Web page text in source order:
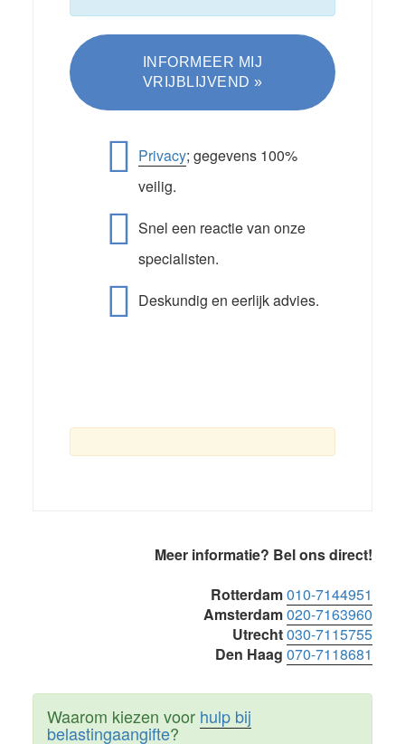
Privacy; gegevens 100%
veilig.
Snel een reactie van onze
specialisten.
Deskundig en eerlijk advies.
Meer informatie? Bel ons direct!
Rotterdam010-7144951
Amsterdam020-7163960
Utrecht030-7115755
Den Haag 070-7118681
Waarom kiezen voor hulp bij
belastingaangifte?